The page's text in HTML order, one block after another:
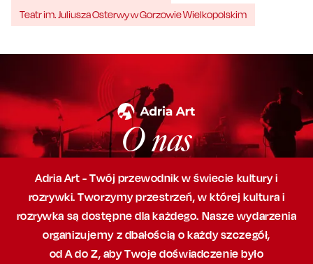
Teatr im. Juliusza Osterwy w Gorzowie Wielkopolskim
O nas
Adria Art - Twój przewodnik w świecie kultury i
rozrywki. Tworzymy przestrzeń,w której kultura i
rozrywka są dostępne dla każdego. Nasze wydarzenia
organizujemy z dbałością o każdy szczegół,
od A do Z, abyTwoje doświadczenie było